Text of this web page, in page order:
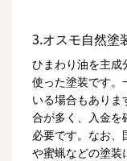
3.オスモ自然塗
ひまわり油を主成
使った塗装です。
いる場合もあり
合が多く、入金を
必要です。なお
や蜜蝋などの塗装